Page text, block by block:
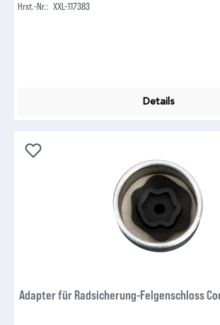
Hrst.-Nr.: XXL-117383
Details
Adapter für Radsicherung-Felgenschloss